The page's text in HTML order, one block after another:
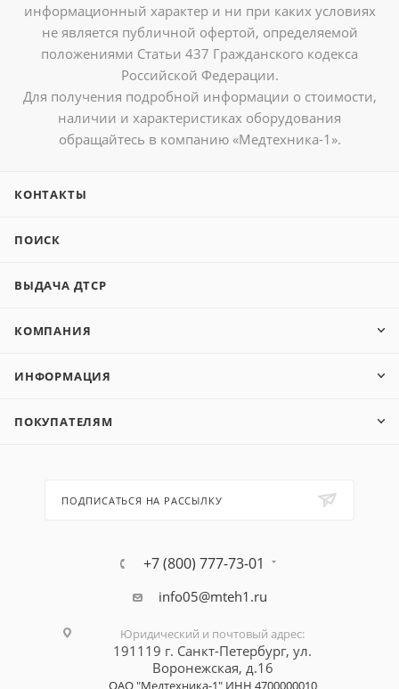
информационный характер и ни при каких условиях
не является публичной офертой, определяемой
положениями Статьи 437 Гражданского кодекса
Российской Федерации.
Для получения подробной информации о стоимости,
наличии и характеристиках оборудования
обращайтесь в компанию «Медтехника-1».
КОНТАКТЫ
ПОИСК
ВЫДАЧА ДТСР
КОМПАНИЯ
ИНФОРМАЦИЯ
ПОКУПАТЕЛЯМ
ПОДПИСАТЬСЯ НА РАССЫЛКУ
+7 (800) 777-73-01
info05@mteh1.ru
Юридический и почтовый адрес:
191119 г. Санкт-Петербург, ул.
Воронежская, д.16
ОАО "Медтехника-1" ИНН 4700000010